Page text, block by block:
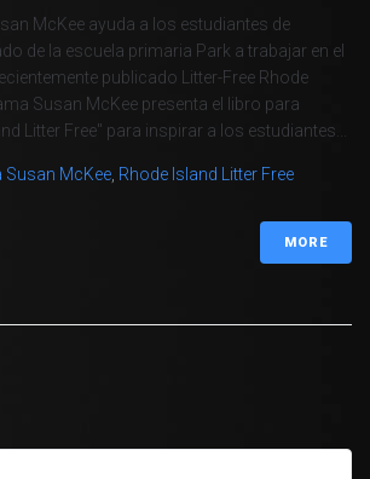
McKee ayuda a los estudiantes de
de la escuela primaria Park a trabajar en el
publicado Litter-Free Rhode
Susan McKee presenta el libro para
Litter Free" para inspirar a los estudiantes...
Susan McKee Rhode Island Litter Free
MORE